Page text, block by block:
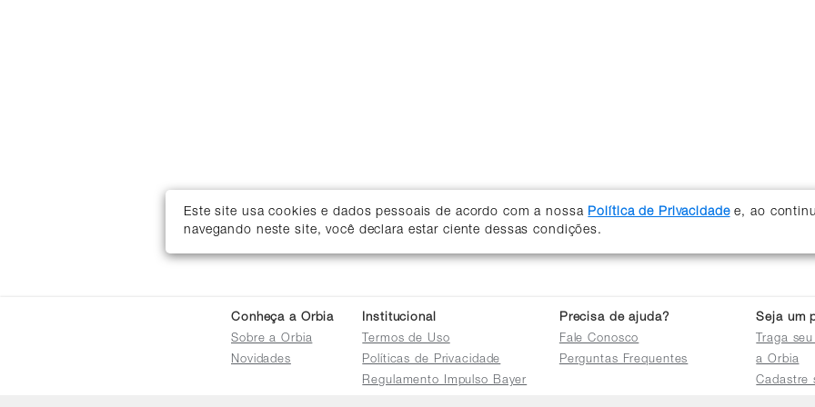
Este site usa cookies e dados pessoais de acordo com a nossa Política de Privacidadee, ao
navegando neste site, você declara estar ciente dessas condições.
Conheça a Orbia
Sobre a Orbia
Novidades
Institucional
Termos de Uso
Políticas de Privacidade
Regulamento Impulso Bayer
Precisa de ajuda?
Fale Conosco
Perguntas Frequentes
Seja um
Traga
a Orbia
Cadastre